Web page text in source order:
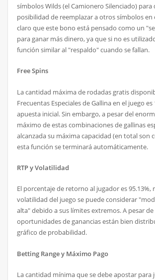
símbolos Wilds (el Camionero Silenciado) para
posibilidad de reemplazar a otros símbolos en
claro que este bono está pensado como un
para ganar más dinero, ya que si no es
función similar al "respaldo" cuando se fallan.
Free Spins
La cantidad máxima de rodadas gratis
Frecuentas Especiales de Gallina en el juego es
apuesta inicial. Sin embargo, a pesar del
máximo de estas combinaciones de gallinas
alcanzada su máxima capacidad (en total son
esta función se terminará automáticamente.
RTP y Volatilidad
El porcentaje de retorno al jugador es 95.13%,
volatilidad del juego se puede considerar
alta" debido a sus límites extremos. A pesar de
oportunidades de ganancias están bien
gráfico de probabilidad.
Betting Range y Máximo Pago
La cantidad mínima que se debe apostar para